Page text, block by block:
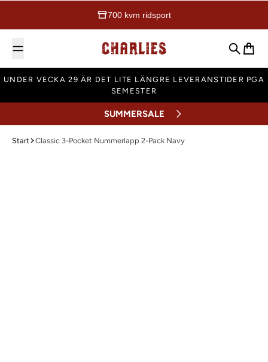
700 kvm ridsport
Charlies Ridsport
Sök
UNDER VECKA 29 ÄR DET LITE LÄNGRE LEVERANSTIDER PGA
SEMESTER
SUMMERSALE
Start Classic 3-Pocket Nummerlapp 2-Pack Navy